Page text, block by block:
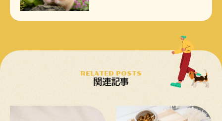
RELATED POSTS
関連記事